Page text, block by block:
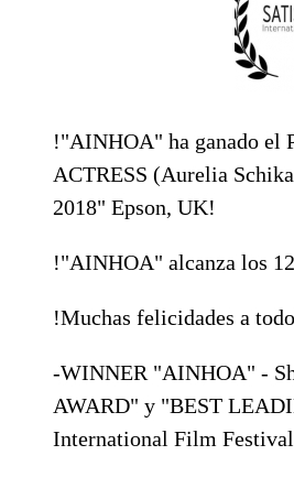
!"AINHOA" ha ganado el
ACTRESS (Aurelia
2018" Epson, UK!
!"AINHOA" alcanza los
!Muchas felicidades a
-WINNER "AINHOA" -
AWARD" y "BEST
International Film